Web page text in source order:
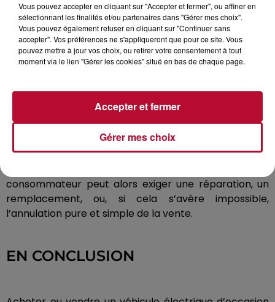
À RETENIR
Depuis le 1er mai 2025, les véhicules électriques ne
peut entraîner un surcoût à l’immatriculation. C’est un
élément important à intégrer dans votre budget.
En cas de problème après l’achat (par exemple une
batterie qui ne se recharge plus correctement dans
le mois suivant), le vendeur professionnel est tenu de
consommateur peut alors exiger une réparation, un
remplacement, ou, si cela s’avère impossible,
l’annulation pure et simple de la vente.
EN CONCLUSION
Vous pouvez accepter en cliquant sur "Accepter et fermer", ou affiner en
sélectionnant les finalités et/ou partenaires dans "Gérer mes choix".
Vous pouvez également refuser en cliquant sur "Continuer sans
accepter". Vos préférences ne s'appliqueront que pour ce site. Vous
pouvez mettre à jour vos choix, ou retirer votre consentement à tout
moment via le lien "Gérer les cookies" situé en bas de chaque page.
Gérer mes choix
Accepter et fermer